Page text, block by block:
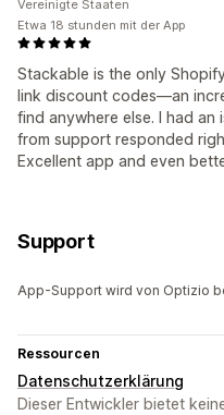
Stackable is the only
link discount codes—an
find anywhere else. I had an
from support responded
Excellent app and even
Vereinigte Staaten
Etwa 18 stunden mit der App
Support
App-Support wird von Optizio
Ressourcen
Datenschutzerklärung
Dieser Entwickler bietet